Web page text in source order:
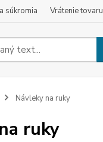
súkromia Vrátenie tovaru
Návleky na ruky
ruky